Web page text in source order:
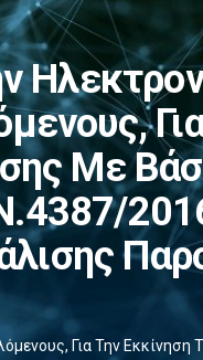
Με
Για Την Εκκίνηση